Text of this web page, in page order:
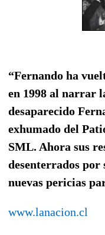
“Fernando ha
en 1998 al narrar
desaparecido
exhumado del
SML. Ahora sus
desenterrados por
nuevas pericias
www.lanacion.cl